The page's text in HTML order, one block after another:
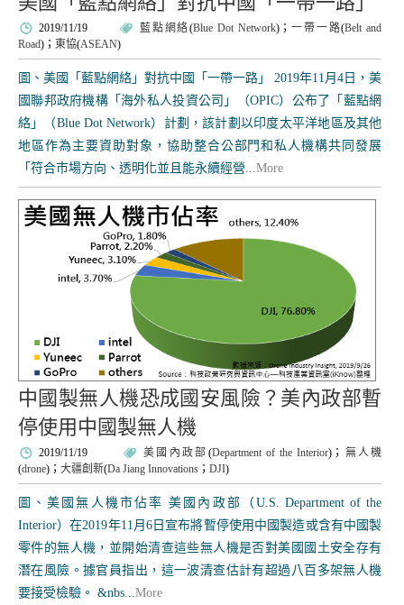
2019/11/19 藍點網絡(Blue Dot Network)； 一帶一路(Belt and
Road)； 東協(ASEAN)
圖、美國「藍點網絡」對抗中國「一帶一路」 2019年11月4日，美
國聯邦政府機構「海外私人投資公司」（OPIC）公布了「藍點網
絡」（Blue Dot Network）計劃，該計劃以印度太平洋地區及其他
地區作為主要資助對象，協助整合公部門和私人機構共同發展
「符合市場方向、透明化並且能永續經營...More
中國製無人機恐成國安風險？美內政部暫
停使用中國製無人機
2019/11/19 美國內政部 (Department of the Interior)； 無人機
(drone)； 大疆創新(Da Jiang Innovations ； DJI)
圖、美國無人機市佔率 美國內政部（U.S. Department of the
Interior）在2019年11月6日宣布將暫停使用中國製造或含有中國製
零件的無人機，並開始清查這些無人機是否對美國國土安全存有
潛在風險。據官員指出，這一波清查估計有超過八百多架無人機
要接受檢驗。 &nbs...More